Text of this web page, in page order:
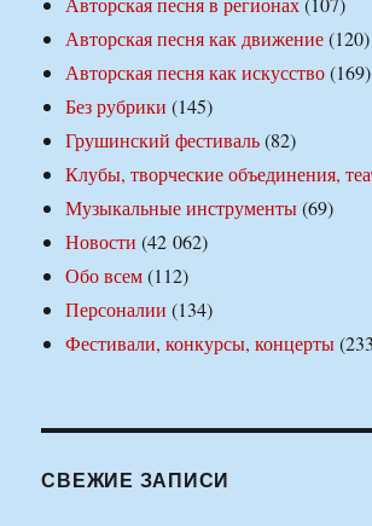
Авторская песня как движение(120)
Авторская песня как искусство(169)
Без рубрики (145)
Грушинский фестиваль(82)
Клубы, творческие объединения,
Музыкальные инструменты(69)
Новости (42 062)
Обо всем(112)
Персоналии (134)
Фестивали, конкурсы, концерты
СВЕЖИЕ ЗАПИСИ